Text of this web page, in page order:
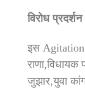
विरोध
इस Agitation
जुझार,युवा